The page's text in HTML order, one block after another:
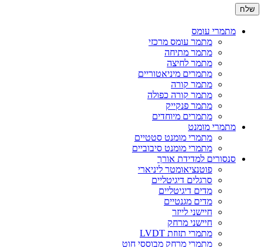
מתמרי עומס
מתמר עומס מרכזי
מתמר מתיחה
מתמר לחיצה
מתמרים מיניאטוריים
מתמר קורה
מתמר קורה כפולה
מתמר פנקייק
מתמרים מיוחדים
מתמרי מומנט
מתמרי מומנט סטטיים
מתמרי מומנט סיבוביים
סנסורים למדידת אורך
פוטנציאומטר ליניארי
סרגלים דיגיטליים
מדים דיגיטליים
מדים מגנטיים
חיישני לייזר
חיישני מרחק
מתמרי תזוזת LVDT
מתמרי מרחק מבוססי חוט